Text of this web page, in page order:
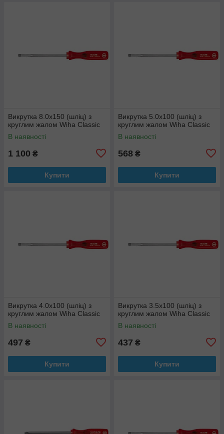
Викрутка 8.0х150 (шліц) з
круглим жалом Wiha Classic
В наявності
1 100 ₴
Купити
Викрутка 5.0х100 (шліц) з
круглим жалом Wiha Classic
В наявності
568 ₴
Купити
Викрутка 4.0х100 (шліц) з
круглим жалом Wiha Classic
В наявності
497 ₴
Купити
Викрутка 3.5х100 (шліц) з
круглим жалом Wiha Classic
В наявності
437 ₴
Купити